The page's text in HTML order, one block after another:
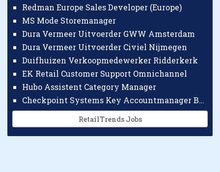
Redman Europe Sales Developer (Europe)
MS Mode Storemanager
Dura Vermeer Uitvoerder GWW Amsterdam
Dura Vermeer Uitvoerder Civiel Nijmegen
Duifhuizen Verkoopmedewerker Ridderkerk
EK Retail Customer Support Omnichannel
Hubo Assistent Category Manager
Checkpoint Systems Key Accountmanager Benelux
RetailTrends Jobs